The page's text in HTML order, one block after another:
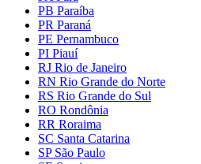
PB Paraíba
PR Paraná
PE Pernambuco
PI Piauí
RJ Rio de Janeiro
RN Rio Grande do Norte
RS Rio Grande do Sul
RO Rondônia
RR Roraima
SC Santa Catarina
SP São Paulo